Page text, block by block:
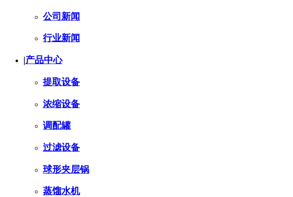
公司新闻
行业新闻
|产品中心
提取设备
浓缩设备
调配罐
过滤设备
球形夹层锅
蒸馏水机